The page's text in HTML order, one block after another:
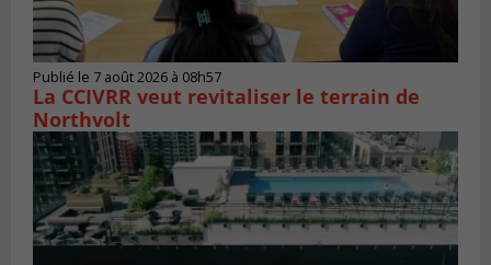
Publié le 7 août 2026 à 08h57
La CCIVRR veut revitaliser le terrain de
Northvolt